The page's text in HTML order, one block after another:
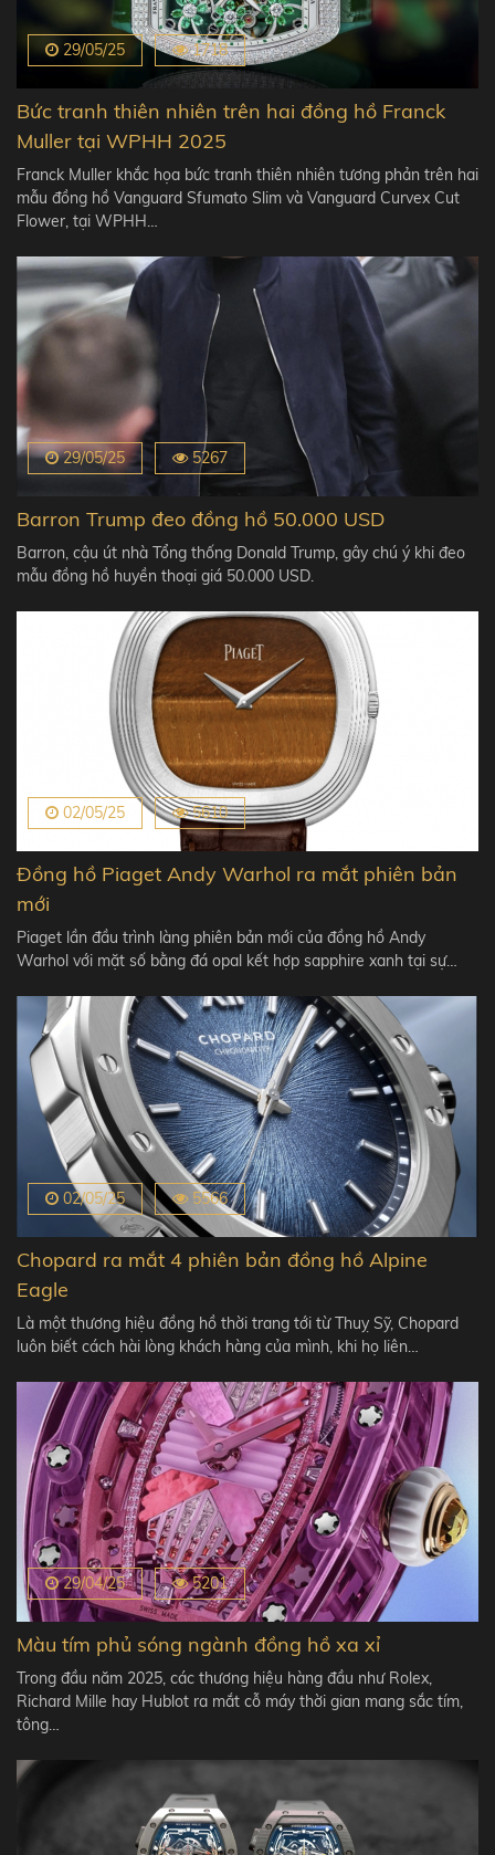
29/05/25 1718
Bức tranh thiên nhiên trên hai đồng hồ Franck
Muller tại WPHH 2025
Franck Muller khắc họa bức tranh thiên nhiên tương phản trên hai
mẫu đồng hồ Vanguard Sfumato Slim và Vanguard Curvex Cut
Flower, tại WPHH…
29/05/25 5267
Barron Trump đeo đồng hồ 50.000 USD
Barron, cậu út nhà Tổng thống Donald Trump, gây chú ý khi đeo
mẫu đồng hồ huyền thoại giá 50.000 USD.
02/05/25 5610
Đồng hồ Piaget Andy Warhol ra mắt phiên bản
mới
Piaget lần đầu trình làng phiên bản mới của đồng hồ Andy
Warhol với mặt số bằng đá opal kết hợp sapphire xanh tại sự…
02/05/25 5566
Chopard ra mắt 4 phiên bản đồng hồ Alpine
Eagle
Là một thương hiệu đồng hồ thời trang tới từ Thuỵ Sỹ, Chopard
luôn biết cách hài lòng khách hàng của mình, khi họ liên…
29/04/25 5201
Màu tím phủ sóng ngành đồng hồ xa xỉ
Trong đầu năm 2025, các thương hiệu hàng đầu như Rolex,
Richard Mille hay Hublot ra mắt cỗ máy thời gian mang sắc tím,
tông…